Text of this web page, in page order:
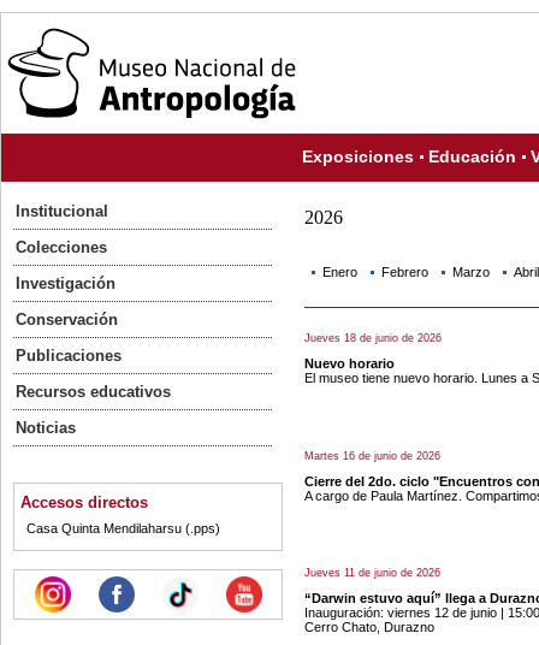
Exposiciones Educación
Institucional
Colecciones
Investigación
Conservación
Publicaciones
Recursos educativos
Noticias
Accesos directos
Casa Quinta Mendilaharsu (.pps)
2026
Enero Febrero Marzo Abril
Jueves 18 de junio de 2026
Nuevo horario
El museo tiene nuevo horario. Lunes a
Martes 16 de junio de 2026
Cierre del 2do. ciclo "Encuentros
A cargo de Paula Martínez.
Jueves 11 de junio de 2026
“Darwin estuvo aquí” llega a
Inauguración: viernes 12 de junio |
Cerro Chato, Durazno